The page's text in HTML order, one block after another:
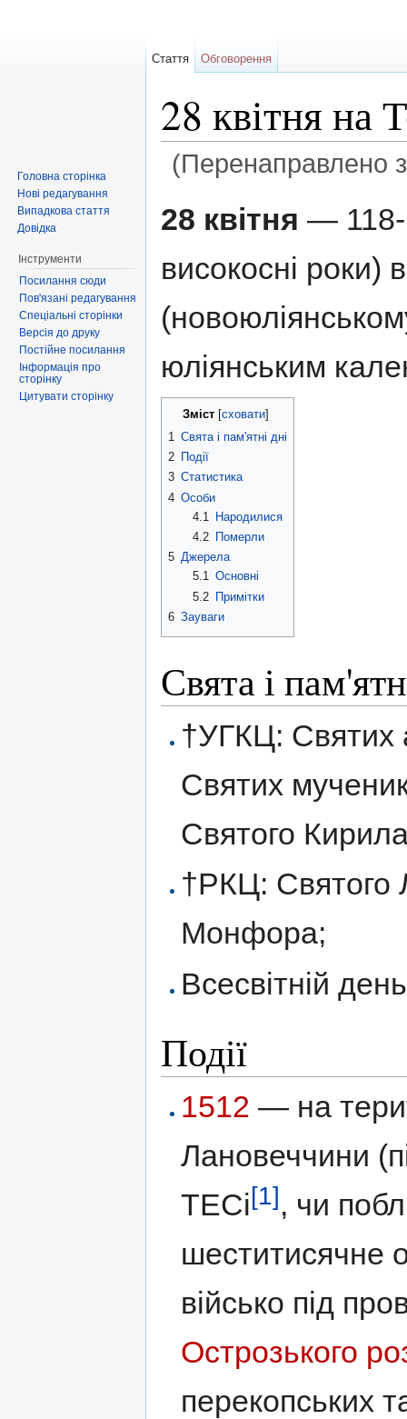
28 квітня на
(Перенаправлено
28 квітня — 118-
високосні роки)
юліянським
Зміст [сховати]
1 Свята і пам'ятні дні
2 Події
3 Статистика
4 Особи
4.1
Народилися
4.2
Померли
5 Джерела
5.1 Основні
5.2 Примітки
6 Зауваги
Свята і
†УГКЦ: Святих
Святих
Святого
†РКЦ: Святого
Монфора;
Всесвітній
Події
1512 — на
Лановеччини
ТЕСі[1], чи
шеститисячне
військо під
Острозького
перекопських
Стаття Обговорення
Головна сторінка
Нові редагування
Випадкова стаття
Довідка
Інструменти
Посилання сюди
Пов'язані редагування
Спеціальні сторінки
Версія до друку
Постійне посилання
Інформація про
сторінку
Цитувати сторінку